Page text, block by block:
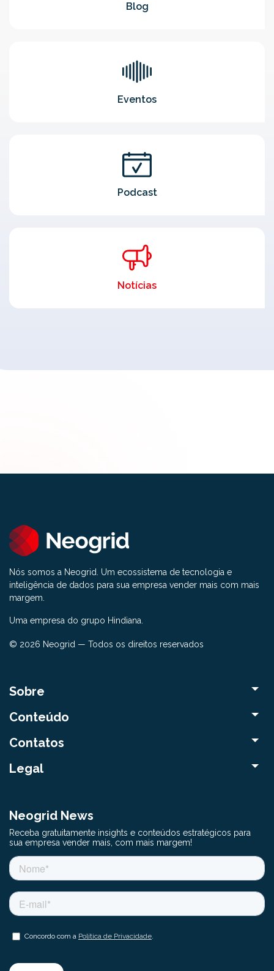
Blog
Eventos
Podcast
Notícias
Nós somos a Neogrid. Um ecossistema de tecnologia e
inteligência de dados para sua empresa vender mais com mais
margem.
Uma empresa do grupo Hindiana.
© 2026 Neogrid — Todos os direitos reservados
Sobre
Conteúdo
Contatos
Legal
Neogrid News